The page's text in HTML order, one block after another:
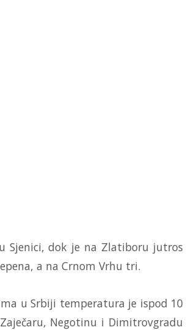
Sjenici, dok je na Zlatiboru jutros
a na Crnom Vrhu tri.
u Srbiji temperatura je ispod 10
Negotinu i Dimitrovgradu